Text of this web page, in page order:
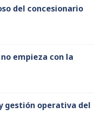
del concesionario
empieza con la
gestión operativa del